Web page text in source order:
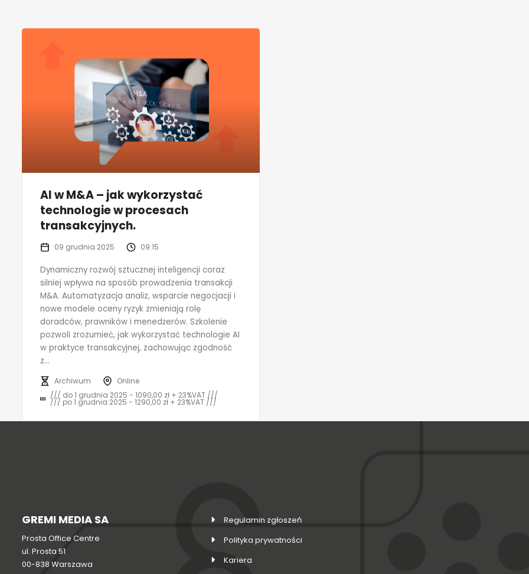
AI w M&A – jak wykorzystać
technologie w procesach
transakcyjnych.
09 grudnia 2025 09:15
Dynamiczny rozwój sztucznej inteligencji coraz
silniej wpływa na sposób prowadzenia transakcji
M&A. Automatyzacja analiz, wsparcie negocjacji i
nowe modele oceny ryzyk zmieniają rolę
doradców, prawników i menedżerów. Szkolenie
pozwoli zrozumieć, jak wykorzystać technologie AI
w praktyce transakcyjnej, zachowując zgodność
z...
Archiwum
Online
/// do 1 grudnia 2025 - 1090,00 zł + 23%VAT ///
/// po 1 grudnia 2025 - 1290,00 zł + 23%VAT ///
GREMI MEDIA SA
Prosta Office Centre
ul. Prosta 51
00-838 Warszawa
Regulamin zgłoszeń
Polityka prywatności
Kariera